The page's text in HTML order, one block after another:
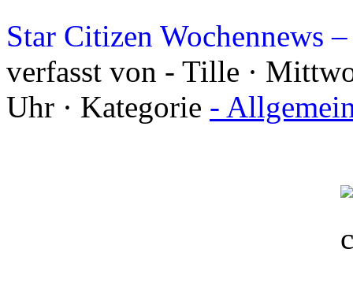
Star Citizen Wochennews
verfasst von - Tille ·
Uhr · Kategorie -